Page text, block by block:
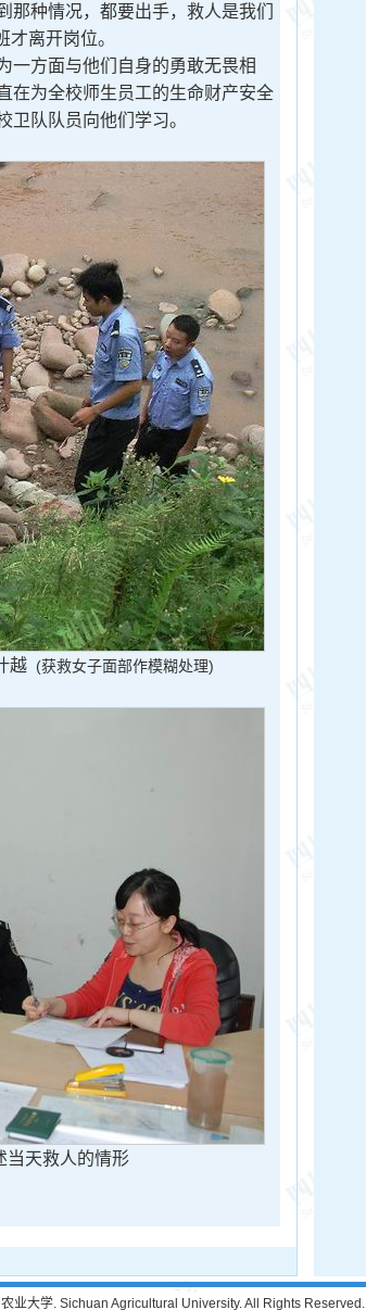
种情况，都要出手，救人是我们
离开岗位。
方面与他们自身的勇敢无畏相
在为全校师生员工的生命财产安全
队队员向他们学习。
越 (获救女子面部作模糊处理)
当天救人的情形
业大学. Sichuan Agricultural University. All Rights Reserved.